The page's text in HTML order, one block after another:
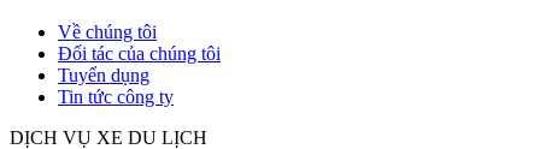
Về chúng tôi
Đối tác của chúng tôi
Tuyển dụng
Tin tức công ty
DỊCH VỤ XE DU LỊCH